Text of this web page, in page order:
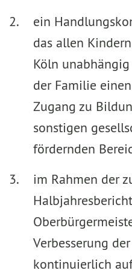
ein
das allen
Köln
der Familie
Zugang zu
sonstigen
fördernden
im Rahmen der
Verbesserung
kontinuierlich